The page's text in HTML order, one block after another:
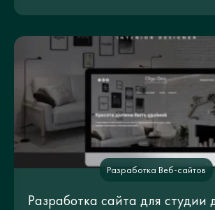
Разработка Веб-сайтов
Разработка сайта для студии